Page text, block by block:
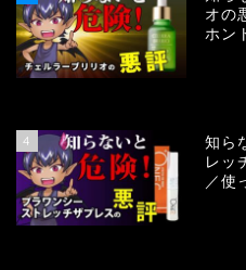
オの
ホン
4
知ら
レッ
／使